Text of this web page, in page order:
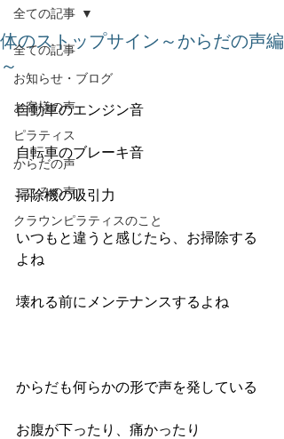
全ての記事
お知らせ・ブログ
お客様の声
ピラティス
からだの声
こころの声
クラウンピラティスのこと
全ての記事
体のストップサイン～からだの声編
～
自動車のエンジン音
自転車のブレーキ音
掃除機の吸引力
いつもと違うと感じたら、お掃除する
よね
壊れる前にメンテナンスするよね
からだも何らかの形で声を発している
お腹が下ったり、痛かったり